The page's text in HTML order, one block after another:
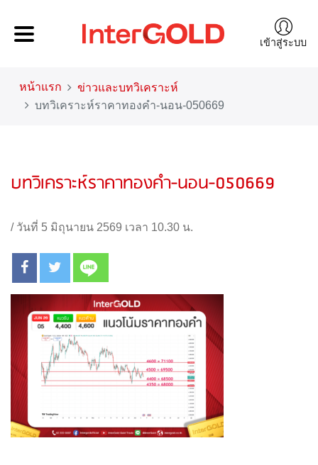
เข้าสู่ระบบ
หน้าแรก
ข่าวและบทวิเคราะห์
บทวิเคราะห์ราคาทองคำ-นอน-050669
บทวิเคราะห์ราคาทองคำ-นอน-050669
/ วันที่ 5 มิถุนายน 2569 เวลา 10.30 น.